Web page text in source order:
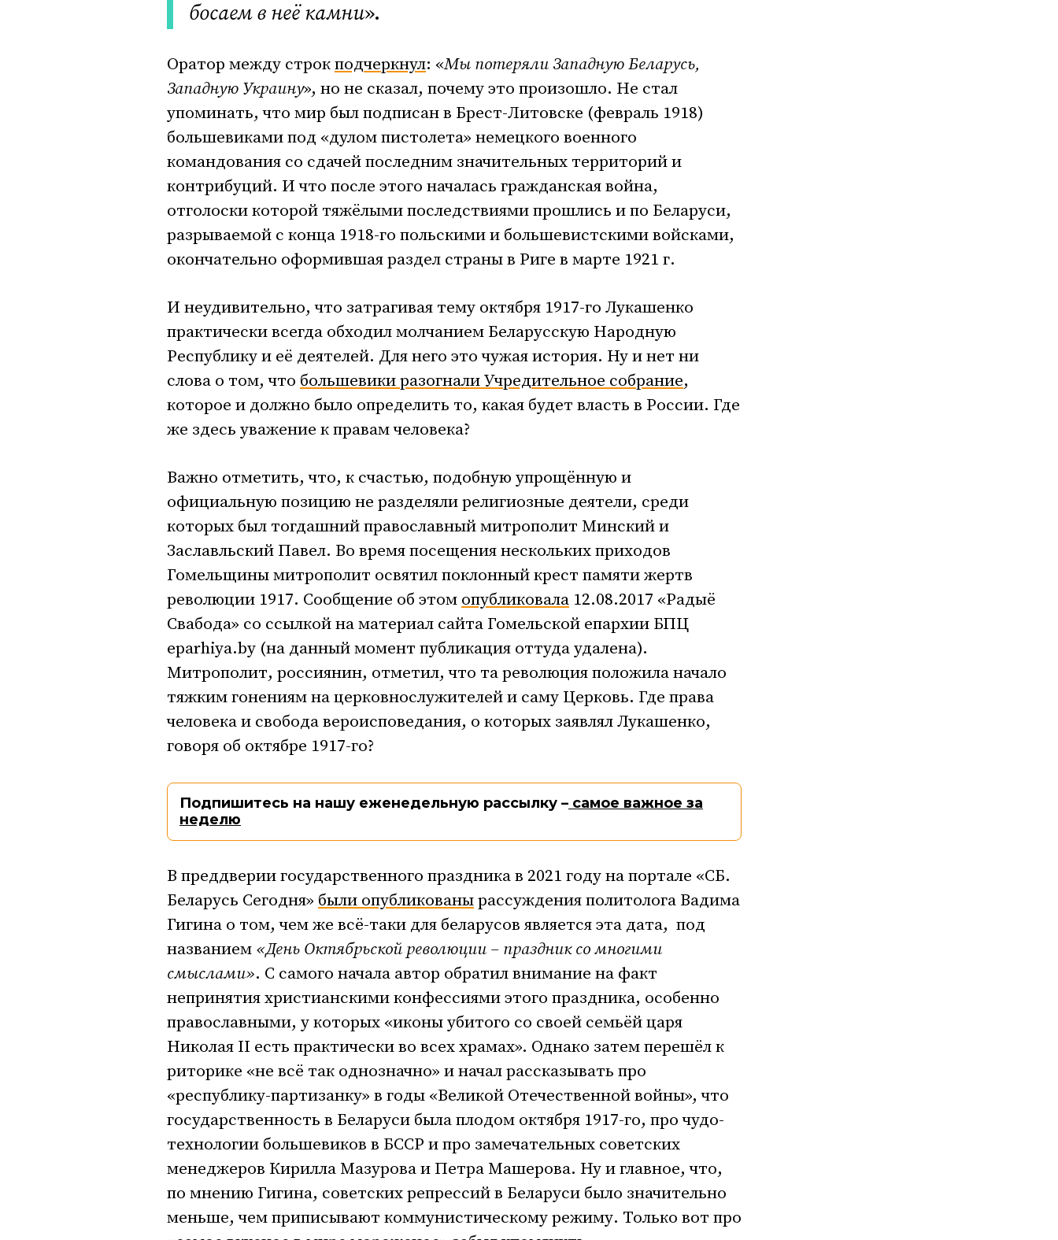
босаем в неё камни».
Оратор между строкподчеркнул: «Мы потеряли Западную Беларусь,
Западную Украину», но не сказал, почему это произошло. Не стал
упоминать, что мир был подписан в Брест-Литовске (февраль 1918)
большевиками под «дулом пистолета» немецкого военного
командования со сдачей последним значительных территорий и
контрибуций. И что после этого началась гражданская война,
отголоски которой тяжёлыми последствиями прошлись и по Беларуси,
разрываемой с конца 1918-го польскими и большевистскими войсками,
окончательно оформившая раздел страны в Риге в марте 1921 г.
И неудивительно, что затрагивая тему октября 1917-го Лукашенко
практически всегда обходил молчанием Беларусскую Народную
Республику и её деятелей. Для него это чужая история. Ну и нет ни
слова о том, что большевики разогнали Учредительное собрание,
которое и должно было определить то, какая будет власть в России. Где
же здесь уважение к правам человека?
Важно отметить, что, к счастью, подобную упрощённую и
официальную позицию не разделяли религиозные деятели, среди
которых был тогдашний православный митрополит Минский и
Заславльский Павел. Во время посещения нескольких приходов
Гомельщины митрополит освятил поклонный крест памяти жертв
революции 1917. Сообщение об этом опубликовала 12.08.2017 «Радыё
Свабода» со ссылкой на материал сайта Гомельской епархии БПЦ
eparhiya.by (на данный момент публикация оттуда удалена).
Митрополит, россиянин, отметил, что та революция положила начало
тяжким гонениям на церковнослужителей и саму Церковь. Где права
человека и свобода вероисповедания, о которых заявлял Лукашенко,
говоря об октябре 1917-го?
Подпишитесь на нашу еженедельную рассылку – самое важное за
неделю
В преддверии государственного праздника в 2021 году на портале «СБ.
Беларусь Сегодня» были опубликованырассуждения политолога Вадима
Гигина о том, чем же всё-таки для беларусов является эта дата, под
названием «День Октябрьской революции – праздник со многими
смыслами». С самого начала автор обратил внимание на факт
непринятия христианскими конфессиями этого праздника, особенно
православными, у которых «иконы убитого со своей семьёй царя
Николая II есть практически во всех храмах». Однако затем перешёл к
риторике «не всё так однозначно» и начал рассказывать про
«республику-партизанку» в годы «Великой Отечественной войны», что
государственность в Беларуси была плодом октября 1917-го, про чудо-
технологии большевиков в БССР и про замечательных советских
менеджеров Кирилла Мазурова и Петра Машерова. Ну и главное, что,
по мнению Гигина, советских репрессий в Беларуси было значительно
меньше, чем приписывают коммунистическому режиму. Только вот про